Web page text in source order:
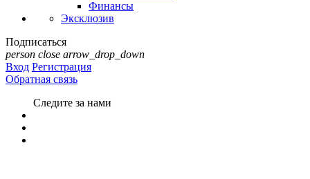
Финансы
Эксклюзив
Подписаться
person close arrow_drop_down
Вход Регистрация
Обратная связь
Следите за нами